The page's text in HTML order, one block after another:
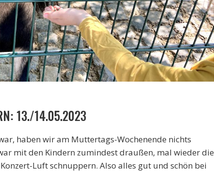
13./14.05.2023
haben wir am Muttertags-Wochenende nichts
mit den Kindern zumindest draußen, mal wieder die
Luft schnuppern. Also alles gut und schön bei